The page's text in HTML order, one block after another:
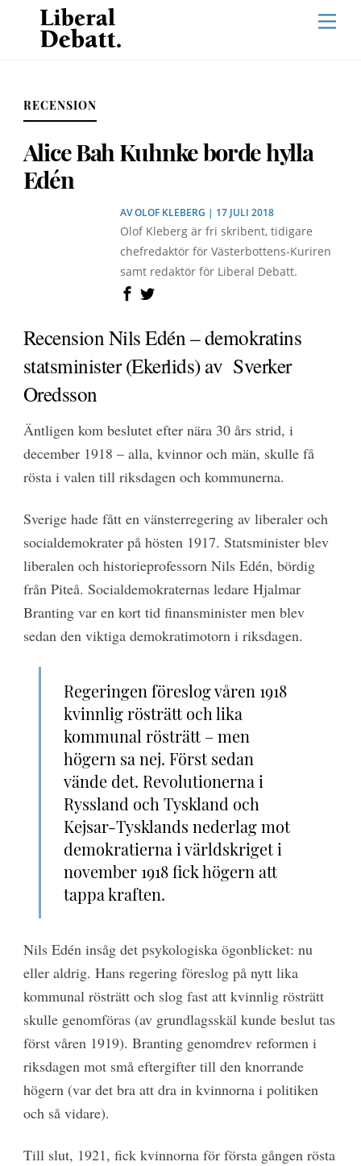
content
RECENSION
Alice Bah Kuhnke borde hylla
Edén
AVOLOF KLEBERG | 17 JULI 2018
Olof Kleberg är fri skribent, tidigare
chefredaktör för Västerbottens-Kuriren
samt redaktör för Liberal Debatt.
Recension Nils Edén – demokratins
statsminister (Ekerlids) av Sverker
Oredsson
Äntligen kom beslutet efter nära 30 års strid, i
december 1918 – alla, kvinnor och män, skulle få
rösta i valen till riksdagen och kommunerna.
Sverige hade fått en vänsterregering av liberaler och
socialdemokrater på hösten 1917. Statsminister blev
liberalen och historieprofessorn Nils Edén, bördig
från Piteå. Socialdemokraternas ledare Hjalmar
Branting var en kort tid finansminister men blev
sedan den viktiga demokratimotorn i riksdagen.
Regeringen föreslog våren 1918
kvinnlig rösträtt och lika
kommunal rösträtt – men
högern sa nej. Först sedan
vände det. Revolutionerna i
Ryssland och Tyskland och
Kejsar-Tysklands nederlag mot
demokratierna i världskriget i
november 1918 fick högern att
tappa kraften.
Nils Edén insåg det psykologiska ögonblicket: nu
eller aldrig. Hans regering föreslog på nytt lika
kommunal rösträtt och slog fast att kvinnlig rösträtt
skulle genomföras (av grundlagsskäl kunde beslut tas
först våren 1919). Branting genomdrev reformen i
riksdagen mot små eftergifter till den knorrande
högern (var det bra att dra in kvinnorna i politiken
och så vidare).
Till slut, 1921, fick kvinnorna för första gången rösta